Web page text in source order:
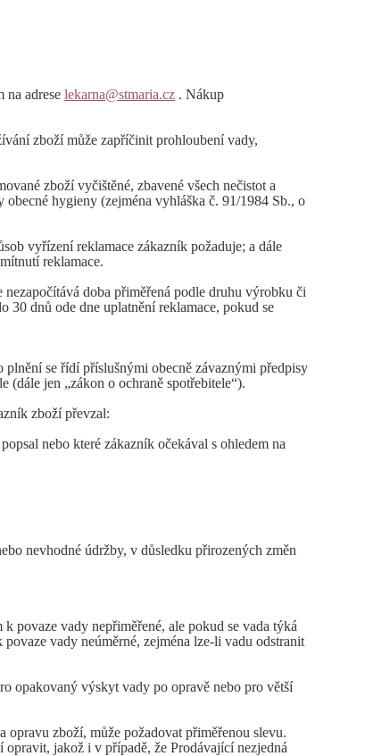
adrese lekarna@stmaria.cz . Nákup
zboží může zapříčinit prohloubení vady,
zboží vyčištěné, zbavené všech nečistot a
hygieny (zejména vyhláška č. 91/1984 Sb., o
vyřízení reklamace zákazník požaduje; a dále
reklamace.
doba přiměřená podle druhu výrobku či
30 dnů ode dne uplatnění reklamace, pokud se
se řídí příslušnými obecně závaznými předpisy
(dále jen „zákon o ochraně spotřebitele“).
zboží převzal:
nebo které zákazník očekával s ohledem na
nevhodné údržby, v důsledku přirozených změn
povaze vady nepřiměřené, ale pokud se vada týká
vady neúměrné, zejména lze-li vadu odstranit
opakovaný výskyt vady po opravě nebo pro větší
zboží, může požadovat přiměřenou slevu.
jakož i v případě, že Prodávající nezjedná